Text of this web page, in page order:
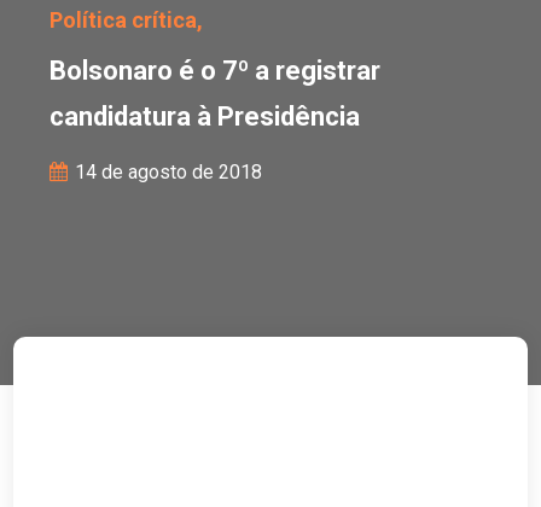
Política crítica,
Bolsonaro é o 7º a registrar
candidatura à Presidência
14 de agosto de 2018